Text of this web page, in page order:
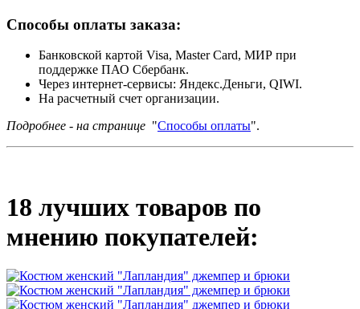
Способы оплаты заказа:
Банковской картой Visa, Master Card, МИР при
поддержке ПАО Сбербанк.
Через интернет-сервисы: Яндекс.Деньги, QIWI.
На расчетный счет организации.
Подробнее - на странице "Способы оплаты".
18 лучших товаров по
мнению покупателей: